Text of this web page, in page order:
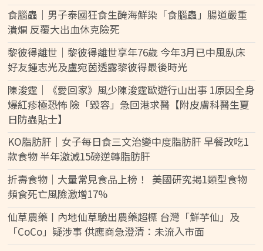
食腦蟲｜男子泰國狂食生醃海鮮染「食腦蟲」腸道嚴重
潰爛 反覆大出血休克險死
黎彼得離世｜黎彼得離世享年76歲 今年3月已中風臥床
好友鍾志光及盧宛茵透露黎彼得最後時光
陳浚霆｜《愛回家》風少陳浚霆歐遊行山出事 1原因全身
爆紅疹極恐怖 險「毀容」急回港求醫【附皮膚科醫生夏
日防蟲貼士】
KO脂肪肝｜女子每日食三文治變中度脂肪肝 早餐改吃1
款食物 半年激減15磅逆轉脂肪肝
折壽食物｜大量常見食品上榜！ 美國研究揭1類型食物
頻食死亡風險激增17%
仙草農藥丨內地仙草驗出農藥超標 台灣「鮮芋仙」及
「CoCo」疑涉事 供應商急澄清：未流入市面